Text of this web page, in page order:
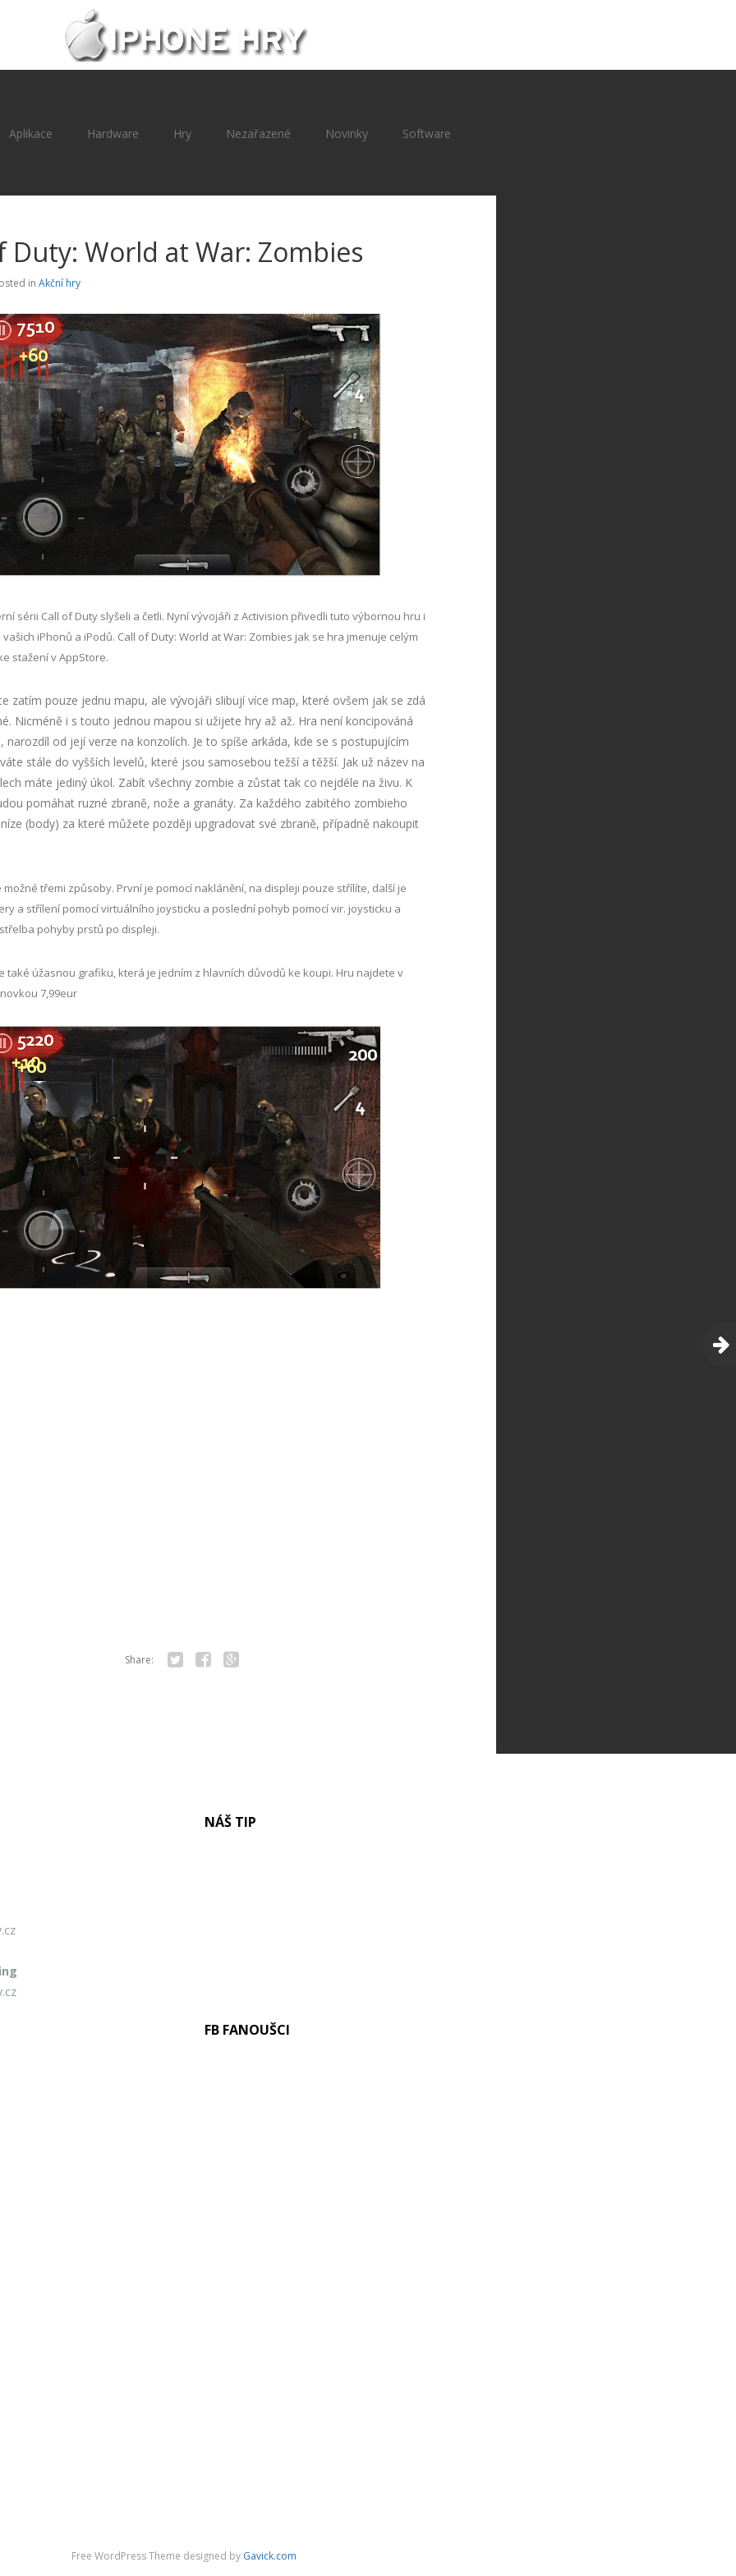
Aplikace Hardware Hry Nezařazené Novinky Software
Duty: World at War: Zombies
in Akční hry
sérii Call of Duty slyšeli a četli. Nyní vývojáři z Activision přivedli tuto výbornou hru i
iPhonů a iPodů. Call of Duty: World at War: Zombies jak se hra jmenuje celým
stažení v AppStore.
zatím pouze jednu mapu, ale vývojáři slibují více map, které ovšem jak se zdá
Nicméně i s touto jednou mapou si užijete hry až až. Hra není koncipováná
narozdíl od její verze na konzolích. Je to spíše arkáda, kde se s postupujícím
stále do vyšších levelů, které jsou samosebou težší a těžší. Jak už název na
máte jediný úkol. Zabít všechny zombie a zůstat tak co nejdéle na živu. K
pomáhat ruzné zbraně, nože a granáty. Za každého zabitého zombieho
(body) za které můžete později upgradovat své zbraně, případně nakoupit
možné třemi způsoby. První je pomocí naklánění, na displeji pouze střílíte, další je
a střílení pomocí virtuálního joysticku a poslední pohyb pomocí vir. joysticku a
pohyby prstů po displeji.
také úžasnou grafiku, která je jedním z hlavních důvodů ke koupi. Hru najdete v
7,99eur
Share:
NÁŠ TIP
FB FANOUŠCI
Free WordPress Theme designed by Gavick.com